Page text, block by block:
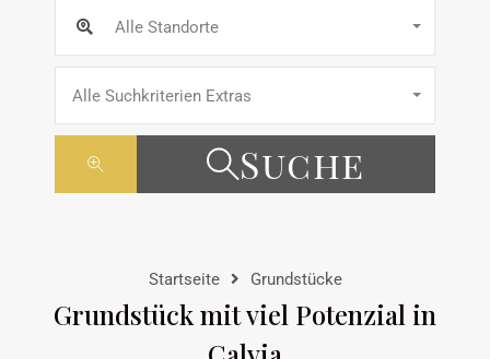
Alle Standorte
Alle Suchkriterien Extras
Suche
Startseite Grundstücke
Grundstück mit viel Potenzial in